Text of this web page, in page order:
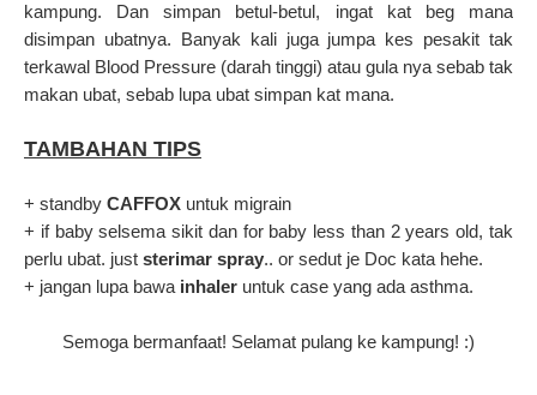
kampung. Dan simpan betul-betul, ingat kat beg mana
disimpan ubatnya. Banyak kali juga jumpa kes pesakit tak
terkawal Blood Pressure (darah tinggi) atau gula nya sebab tak
makan ubat, sebab lupa ubat simpan kat mana.
TAMBAHAN TIPS
+ standby CAFFOX untuk migrain
+ if baby selsema sikit dan for baby less than 2 years old, tak
perlu ubat. just sterimar spray.. or sedut je Doc kata hehe.
+ jangan lupa bawa inhaler untuk case yang ada asthma.
Semoga bermanfaat! Selamat pulang ke kampung! :)